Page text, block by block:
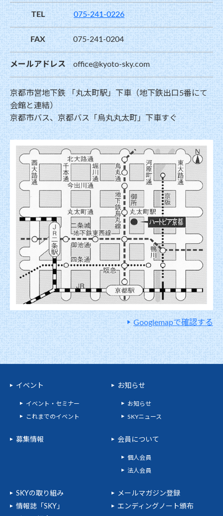
TEL 075-241-0226
FAX 075-241-0204
メールアドレス office@kyoto-sky.com
京都市営地下鉄 「丸太町駅」下車（地下鉄出口5番にて
会館と連結）
京都市バス、京都バス「烏丸丸太町」下車すぐ
Googlemapで確認する
イベント
イベント・セミナー
これまでのイベント
募集情報
お知らせ
お知らせ
SKYニュース
会員について
個人会員
法人会員
SKYの取り組み
情報誌「SKY」
メールマガジン登録
エンディングノート頒布